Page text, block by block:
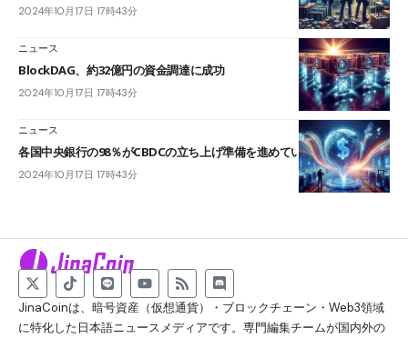
2024年10月17日 17時43分
ニュース
BlockDAG、約32億円の資金調達に成功
2024年10月17日 17時43分
ニュース
各国中央銀行の98％がCBDCの立ち上げ準備を進めていると発表
2024年10月17日 17時43分
JinaCoinは、暗号資産（仮想通貨）・ブロックチェーン・Web3領域
に特化した日本語ニュースメディアです。専門編集チームが国内外の